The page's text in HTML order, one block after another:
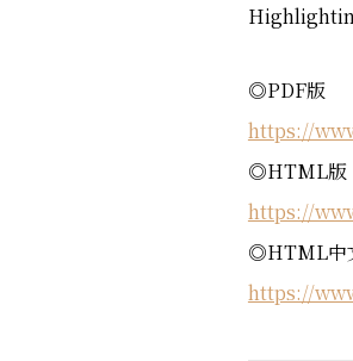
◎PDF版
https://
◎HTML版
https://
◎HTML中
https://